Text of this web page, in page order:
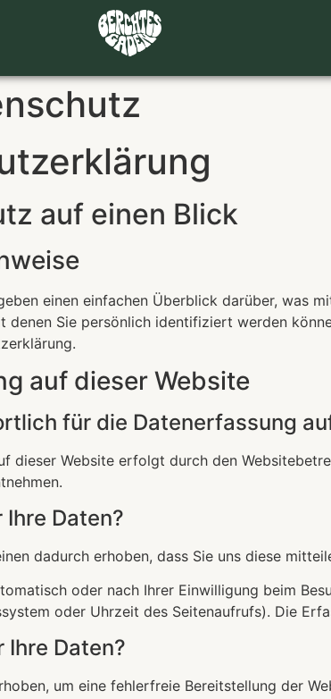
auf einen Blick
einen einfachen Überblick darüber, was
denen Sie persönlich identifiziert werden
auf dieser Website
für die Datenerfassung
dieser Website erfolgt durch den
Daten?
dadurch erhoben, dass Sie uns diese
oder nach Ihrer Einwilligung beim
oder Uhrzeit des Seitenaufrufs). Die
Ihre Daten?
um eine fehlerfreie Bereitstellung der